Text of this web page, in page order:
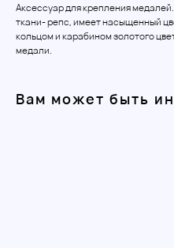
Аксессуар для крепления
ткани- репс, имеет насыщенный
кольцом и карабином золотого
медали.
Вам может быть